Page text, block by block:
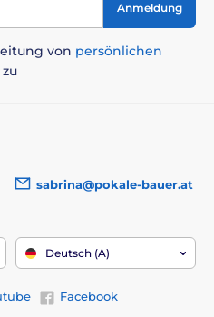
Anmeldung
von persönlichen
sabrina@pokale-bauer.at
Deutsch (A)
Facebook